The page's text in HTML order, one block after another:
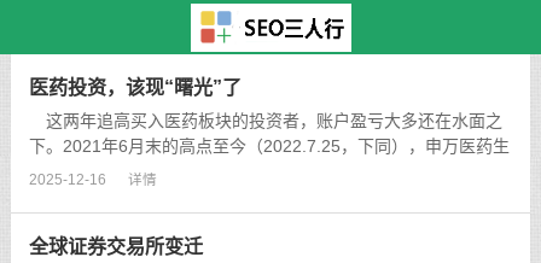
> 快递
医药投资，该现“曙光”了
这两年追高买入医药板块的投资者，账户盈亏大多还在水面之
下。2021年6月末的高点至今（2022.7.25，下同），申万医药生
物板块累计涨幅-28.5%，在31个一级行业中位居倒数第二，倒数
2025-12-16 详情
全球证券交易所变迁